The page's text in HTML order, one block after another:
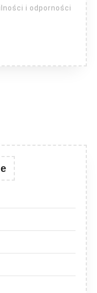
i odporności